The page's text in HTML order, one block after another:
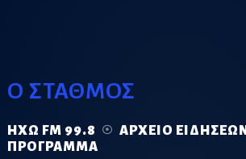
Ο ΣΤΑΘΜΟΣ
ΗΧΏ FM 99.8
ΑΡΧΕΊΟ ΕΙΔΉΣΕΩΝ
ΠΡΌΓΡΑΜΜΑ